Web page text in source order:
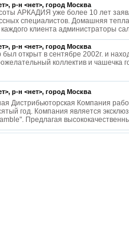
р-н <нет>, город Москва
АРКАДИЯ уже более 10 лет
специалистов. Домашняя
каждого клиента администраторы
р-н <нет>, город Москва
открыт в сентябре 2002г. и
коллектив и чашечка
р-н <нет>, город Москва
Дистрибьюторская Компания
год. Компания является
Предлагая